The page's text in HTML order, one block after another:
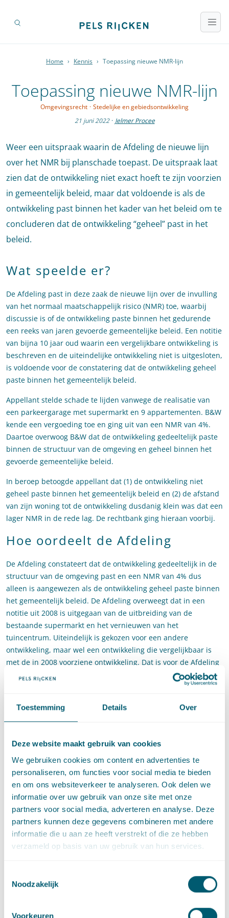
Toestemming Details Over
Deze website maakt gebruik van cookies
We gebruiken cookies om content en advertenties te
personaliseren, om functies voor social media te bieden
en om ons websiteverkeer te analyseren. Ook delen we
informatie over uw gebruik van onze site met onze
partners voor social media, adverteren en analyse. Deze
partners kunnen deze gegevens combineren met andere
informatie die u aan ze heeft verstrekt of die ze hebben
verzameld op basis van uw gebruik van hun services.
Noodzakelijk
Voorkeuren
Home › Kennis › Toepassing nieuwe NMR-lijn
Toepassing nieuwe NMR-lijn
Omgevingsrecht · Stedelijke en gebiedsontwikkeling
21 juni 2022 · Jelmer Procee
Weer een uitspraak waarin de Afdeling de nieuwe lijn
over het NMR bij planschade toepast. De uitspraak laat
zien dat de ontwikkeling niet exact hoeft te zijn voorzien
in gemeentelijk beleid, maar dat voldoende is als de
ontwikkeling past binnen het kader van het beleid om te
concluderen dat de ontwikkeling “geheel” past in het
beleid.
Wat speelde er?
De Afdeling past in deze zaak de nieuwe lijn over de invulling
van het normaal maatschappelijk risico (NMR) toe, waarbij
discussie is of de ontwikkeling paste binnen het gedurende
een reeks van jaren gevoerde gemeentelijke beleid. Een notitie
van bijna 10 jaar oud waarin een vergelijkbare ontwikkeling is
beschreven en de uiteindelijke ontwikkeling niet is uitgesloten,
is voldoende voor de constatering dat de ontwikkeling geheel
paste binnen het gemeentelijk beleid.
Appellant stelde schade te lijden vanwege de realisatie van
een parkeergarage met supermarkt en 9 appartementen. B&W
kende een vergoeding toe en ging uit van een NMR van 4%.
Daartoe overwoog B&W dat de ontwikkeling gedeeltelijk paste
binnen de structuur van de omgeving en geheel binnen het
gevoerde gemeentelijke beleid.
In beroep betoogde appellant dat (1) de ontwikkeling niet
geheel paste binnen het gemeentelijk beleid en (2) de afstand
van zijn woning tot de ontwikkeling dusdanig klein was dat een
lager NMR in de rede lag. De rechtbank ging hieraan voorbij.
Hoe oordeelt de Afdeling
De Afdeling constateert dat de ontwikkeling gedeeltelijk in de
structuur van de omgeving past en een NMR van 4% dus
alleen is aangewezen als de ontwikkeling geheel paste binnen
het gemeentelijk beleid. De Afdeling overweegt dat in een
notitie uit 2008 is uitgegaan van de uitbreiding van de
bestaande supermarkt en het vernieuwen van het
tuincentrum. Uiteindelijk is gekozen voor een andere
ontwikkeling, maar wel een ontwikkeling die vergelijkbaar is
met de in 2008 voorziene ontwikkeling. Dat is voor de Afdeling
voldoende voor de conclusie dat de ontwikkeling geheel paste
Verder benadrukt de Afdeling dat “afstand” niet een
zelfstandig criterium is, maar alleen invulling kan geven aan
schade die tot een ander oordeel zou kunnen leiden.
Wat kunt u met deze zaak?
Sinds de uitspraak van 3 november 2021
(ECLI:NL:RVS:2021:2402) bestaat de vrees dat toepassing van
de nieuwe methodiek sneller tot een lager NMR zou leiden
dan voorheen. Deze uitspraak laat zien dat de Afdeling
ontwikkelingen al geheel binnen gemeentelijk beleid vindt
passen als de ontwikkeling past binnen het kader van het
van de ontwikkeling echt in strijd is met gemeentelijk beleid
het om een ontwikkeling gaat die slechts gedeeltelijk past